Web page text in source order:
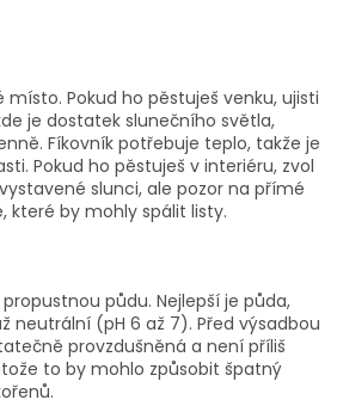
místo. Pokud ho pěstuješ venku, ujisti
je dostatek slunečního světla,
Fíkovník potřebuje teplo, takže je
Pokud ho pěstuješ v interiéru, zvol
slunci, ale pozor na přímé
které by mohly spálit listy.
půdu. Nejlepší je půda,
neutrální (pH 6 až 7). Před výsadbou
provzdušněná a není příliš
to by mohlo způsobit špatný